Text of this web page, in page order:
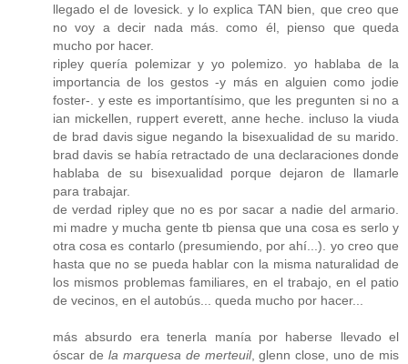
llegado el de lovesick. y lo explica TAN bien, que creo que
no voy a decir nada más. como él, pienso que queda
mucho por hacer.
ripley quería polemizar y yo polemizo. yo hablaba de la
importancia de los gestos -y más en alguien como jodie
foster-. y este es importantísimo, que les pregunten si no a
ian mickellen, ruppert everett, anne heche. incluso la viuda
de brad davis sigue negando la bisexualidad de su marido.
brad davis se había retractado de una declaraciones donde
hablaba de su bisexualidad porque dejaron de llamarle
para trabajar.
de verdad ripley que no es por sacar a nadie del armario.
mi madre y mucha gente tb piensa que una cosa es serlo y
otra cosa es contarlo (presumiendo, por ahí...). yo creo que
hasta que no se pueda hablar con la misma naturalidad de
los mismos problemas familiares, en el trabajo, en el patio
de vecinos, en el autobús... queda mucho por hacer...
más absurdo era tenerla manía por haberse llevado el
óscar de la marquesa de merteuil, glenn close, uno de mis